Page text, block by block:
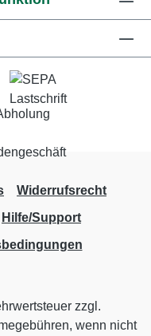
Widerrufsrecht
Hilfe/Support
zzgl.
wenn nicht